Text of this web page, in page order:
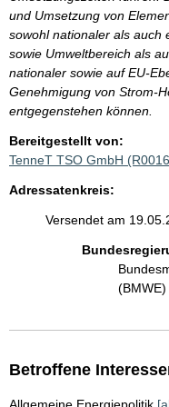
und Umsetzung von
sowohl nationaler als auch
sowie Umweltbereich als
nationaler sowie auf EU-
Genehmigung von Strom-
entgegenstehen können.
Bereitgestellt von:
TenneT TSO GmbH
Adressatenkreis:
Versendet am
(BMWE)
Betroffene